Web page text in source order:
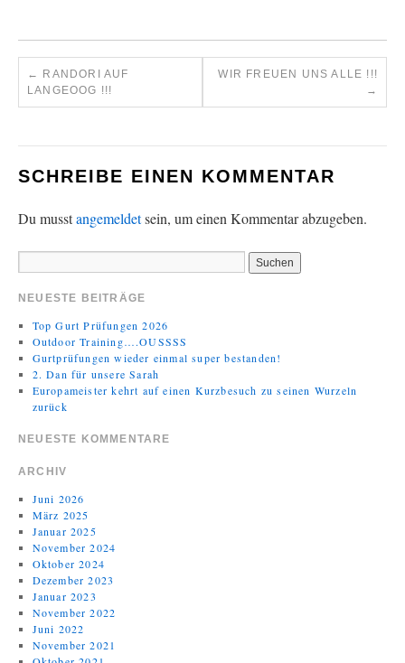
← RANDORI AUF
LANGEOOG !!!
WIR FREUEN UNS ALLE !!!
→
SCHREIBE EINEN KOMMENTAR
Du musstangemeldetsein, um einen Kommentar abzugeben.
NEUESTE BEITRÄGE
Top Gurt Prüfungen 2026
Outdoor Training….OUSSSS
Gurtprüfungen wieder einmal super bestanden!
2. Dan für unsere Sarah
Europameister kehrt auf einen Kurzbesuch zu seinen Wurzeln
zurück
NEUESTE KOMMENTARE
ARCHIV
Juni 2026
März 2025
Januar 2025
November 2024
Oktober 2024
Dezember 2023
Januar 2023
November 2022
Juni 2022
November 2021